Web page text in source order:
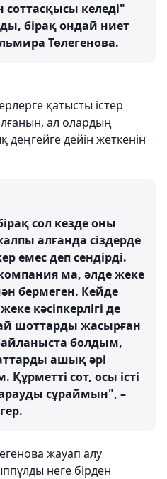
келеді"
бірақ ондай ниет
Төлегенова.
қатысты істер
ал олардың
дейін жеткенін
сол кезде оны
алғанда сіздерде
емес деп сендірді.
ма, әлде жеке
бермеген. Кейде
кәсіпкерлігі де
шоттарды жасырған
болдым,
ашық әрі
сот, осы істі
сұраймын", –
жауап алу
неге бірден